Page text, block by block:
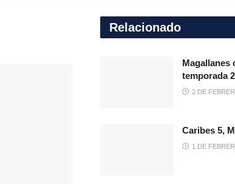
Relacionado
Magallanes
temporada
2 DE
Caribes 5,
1 DE